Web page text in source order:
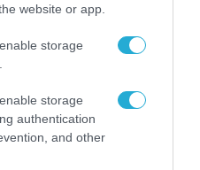
website or app.
storage
storage
authentication
and other
«αντίο» στον πρώην
(φωτο)